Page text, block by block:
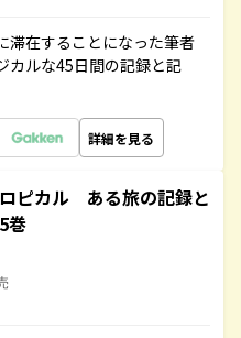
滞在することになった筆者
カルな45日間の記録と記
詳細を見る
ピカル ある旅の記録と
巻